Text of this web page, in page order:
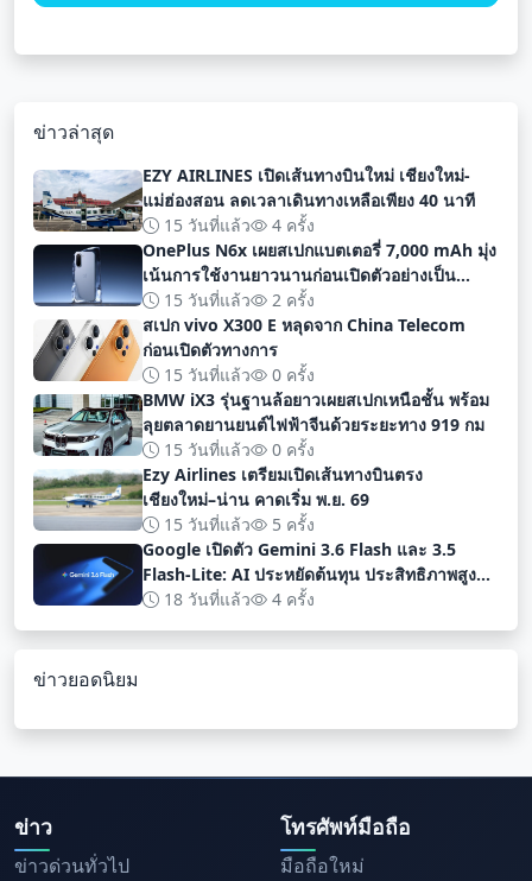
ข่าวล่าสุด
EZY AIRLINES เปิดเส้นทางบินใหม่ เชียงใหม่-
แม่ฮ่องสอน ลดเวลาเดินทางเหลือเพียง 40 นาที
15 วันที่แล้ว
4 ครั้ง
OnePlus N6x เผยสเปกแบตเตอรี่ 7,000 mAh มุ่ง
เน้นการใช้งานยาวนานก่อนเปิดตัวอย่างเป็น
ทางการ
15 วันที่แล้ว
2 ครั้ง
สเปก vivo X300 E หลุดจาก China Telecom
ก่อนเปิดตัวทางการ
15 วันที่แล้ว
0 ครั้ง
BMW iX3 รุ่นฐานล้อยาวเผยสเปกเหนือชั้น พร้อม
ลุยตลาดยานยนต์ไฟฟ้าจีนด้วยระยะทาง 919 กม
15 วันที่แล้ว
0 ครั้ง
Ezy Airlines เตรียมเปิดเส้นทางบินตรง
เชียงใหม่–น่าน คาดเริ่ม พ.ย. 69
15 วันที่แล้ว
5 ครั้ง
Google เปิดตัว Gemini 3.6 Flash และ 3.5
Flash-Lite: AI ประหยัดต้นทุน ประสิทธิภาพสูง
สำหรับนักพัฒนา
18 วันที่แล้ว 4 ครั้ง
ข่าวยอดนิยม
ข่าว
ข่าวด่วนทั่วไป
โทรศัพท์มือถือ
มือถือใหม่